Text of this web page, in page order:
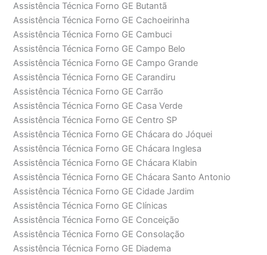
Assistência Técnica Forno GE Butantã
Assistência Técnica Forno GE Cachoeirinha
Assistência Técnica Forno GE Cambuci
Assistência Técnica Forno GE Campo Belo
Assistência Técnica Forno GE Campo Grande
Assistência Técnica Forno GE Carandiru
Assistência Técnica Forno GE Carrão
Assistência Técnica Forno GE Casa Verde
Assistência Técnica Forno GE Centro SP
Assistência Técnica Forno GE Chácara do Jóquei
Assistência Técnica Forno GE Chácara Inglesa
Assistência Técnica Forno GE Chácara Klabin
Assistência Técnica Forno GE Chácara Santo Antonio
Assistência Técnica Forno GE Cidade Jardim
Assistência Técnica Forno GE Clínicas
Assistência Técnica Forno GE Conceição
Assistência Técnica Forno GE Consolação
Assistência Técnica Forno GE Diadema